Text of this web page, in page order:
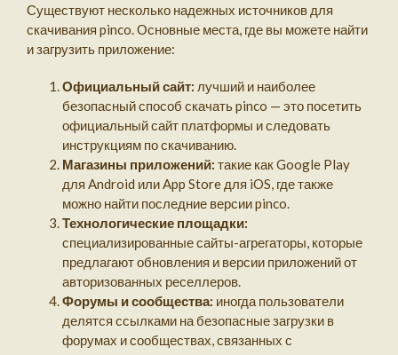
Существуют несколько надежных источников для
скачивания pinco. Основные места, где вы можете найти
и загрузить приложение:
Официальный сайт: лучший и наиболее
безопасный способ скачать pinco — это посетить
официальный сайт платформы и следовать
инструкциям по скачиванию.
Магазины приложений: такие как Google Play
для Android или App Store для iOS, где также
можно найти последние версии pinco.
Технологические площадки:
специализированные сайты-агрегаторы, которые
предлагают обновления и версии приложений от
авторизованных реселлеров.
Форумы и сообщества: иногда пользователи
делятся ссылками на безопасные загрузки в
форумах и сообществах, связанных с